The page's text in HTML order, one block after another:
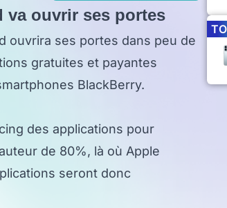
va ouvrir ses portes
ouvrira ses portes dans peu de
gratuites et payantes
BlackBerry.
des applications pour
de 80%, là où Apple
seront donc